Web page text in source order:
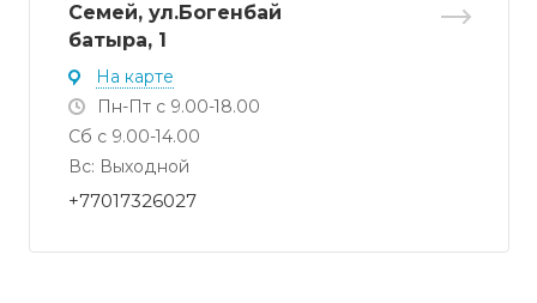
Семей, ул.Богенбай
батыра, 1
На карте
Пн-Пт с 9.00-18.00
Сб с 9.00-14.00
Вс: Выходной
+77017326027